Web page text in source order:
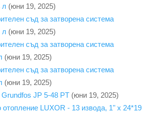
л (юни 19, 2025)
съд за затворена система
л (юни 19, 2025)
съд за затворена система
(юни 19, 2025)
съд за затворена система
(юни 19, 2025)
JP 5-48 PT (юни 19, 2025)
отопление LUXOR - 13 извода, 1" x 24*19